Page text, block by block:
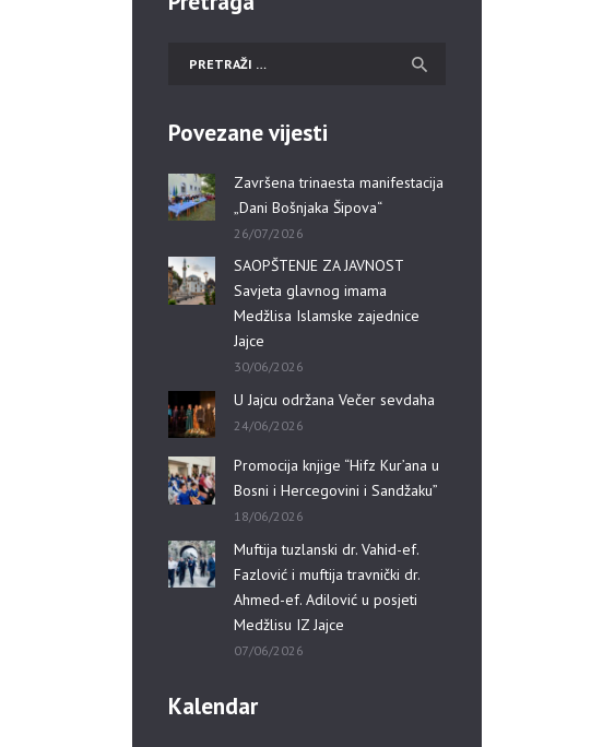
Povezane vijesti
Završena trinaesta manifestacija
„Dani Bošnjaka Šipova“
26/07/2026
SAOPŠTENJE ZA JAVNOST
Savjeta glavnog imama
Medžlisa Islamske zajednice
Jajce
30/06/2026
U Jajcu održana Večer sevdaha
24/06/2026
Promocija knjige “Hifz Kur’ana u
Bosni i Hercegovini i Sandžaku”
18/06/2026
Muftija tuzlanski dr. Vahid-ef.
Fazlović i muftija travnički dr.
Ahmed-ef. Adilović u posjeti
Medžlisu IZ Jajce
07/06/2026
Kalendar